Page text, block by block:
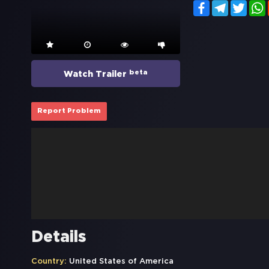
Watch Trailer beta
FacebookTelegram
Report Problem
Details
Country: United States of America